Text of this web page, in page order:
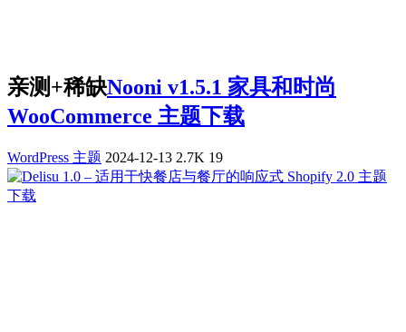
亲测+稀缺Nooni v1.5.1 家具和时尚
WooCommerce 主题下载
WordPress 主题 2024-12-13 2.7K 19